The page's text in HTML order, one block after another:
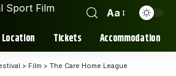
Aa
Location Tickets Accommodation
> Film > The Care Home League